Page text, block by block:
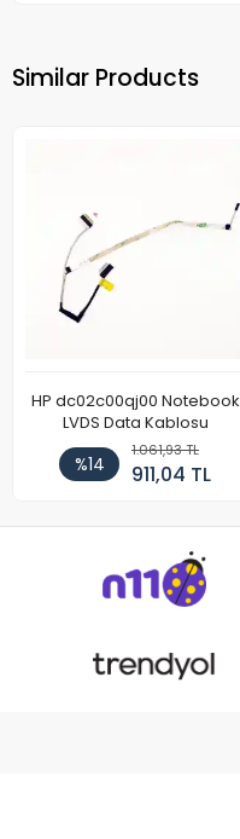
Similar Products
HP dc02c00qj00 Notebook
LVDS Data Kablosu
%14
1.061,93 TL
911,04 TL